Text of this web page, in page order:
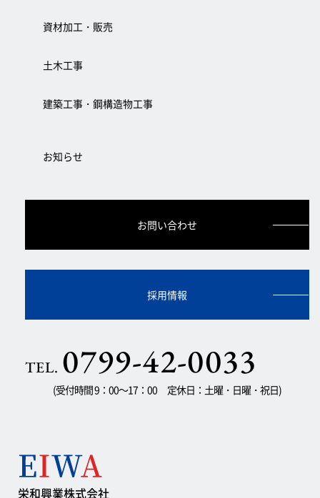
資材加工・販売
土木工事
建築工事・鋼構造物工事
お知らせ
お問い合わせ
採用情報
TEL. 0799-42-0033
(受付時間 9：00～17：00 定休日：土曜・日曜・祝日)
栄和興業株式会社